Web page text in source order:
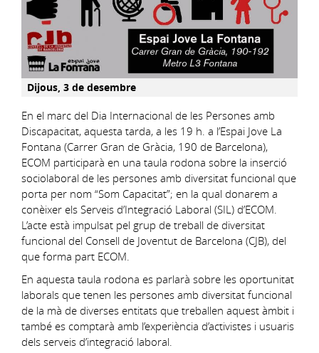
Dijous, 3 de desembre
En el marc del Dia Internacional de les Persones amb
Discapacitat, aquesta tarda, a les 19 h. a l’Espai Jove La
Fontana (Carrer Gran de Gràcia, 190 de Barcelona),
ECOM participarà en una taula rodona sobre la inserció
sociolaboral de les persones amb diversitat funcional que
porta per nom “Som Capacitat”; en la qual donarem a
conèixer els Serveis d’Integració Laboral (SIL) d’ECOM.
L’acte està impulsat pel grup de treball de diversitat
funcional del Consell de Joventut de Barcelona (CJB), del
que forma part ECOM.
En aquesta taula rodona es parlarà sobre les oportunitat
laborals que tenen les persones amb diversitat funcional
de la mà de diverses entitats que treballen aquest àmbit i
també es comptarà amb l’experiència d’activistes i usuaris
dels serveis d’integració laboral.